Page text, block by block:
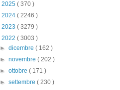
2025 ( 370 )
2024 ( 2246 )
2023 ( 3279 )
2022 ( 3003 )
►dicembre( 162 )
►novembre( 202 )
►ottobre( 171 )
►settembre( 230 )